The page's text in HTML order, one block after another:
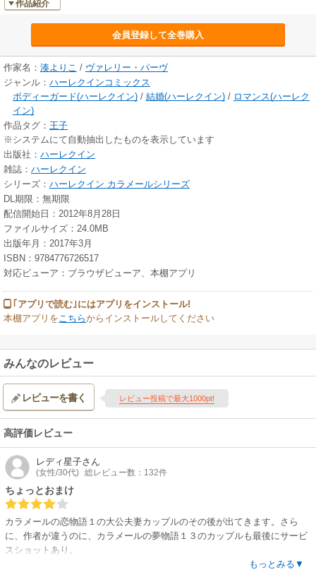
作品紹介
会員登録して全巻購入
作家名： 湊よりこ / ヴァレリー・パーヴ
ジャンル： ハーレクインコミックス
ボディーガード(ハーレクイン) / 結婚(ハーレクイン) / ロマンス(ハーレク
イン)
作品タグ： 王子
※システムにて自動抽出したものを表示しています
出版社： ハーレクイン
雑誌： ハーレクイン
シリーズ： ハーレクイン カラメールシリーズ
DL期限：無期限
配信開始日：2012年8月28日
ファイルサイズ：24.0MB
出版年月：2017年3月
ISBN：9784776726517
対応ビューア：ブラウザビューア、本棚アプリ
｢アプリで読む｣にはアプリをインストール!
本棚アプリをこちらからインストールしてください
みんなのレビュー
レビューを書く レビュー投稿で最大1000pt!
高評価レビュー
レディ星子さん
(女性/30代) 総レビュー数：132件
ちょっとおまけ
カラメールの恋物語１の大公夫妻カップルのその後が出てきます。さら
に、作者が違うのに、カラメールの夢物語１３のカップルも最後にサービ
スショットあり。
ヒロインが過去にとらわれかつ身分差を気にしてましたか、それも含めて
もっとみる▼